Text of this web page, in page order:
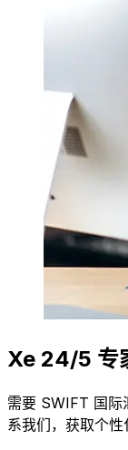
Xe 24/5 专
需要 SWIFT 国际
系我们，获取个性